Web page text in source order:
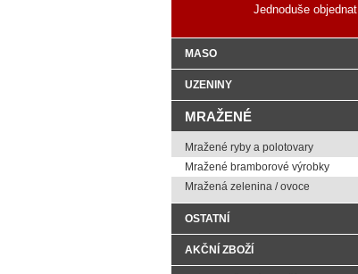
Jednoduše objednat
MASO
UZENINY
MRAŽENÉ
Mražené ryby a polotovary
Mražené bramborové výrobky
Mražená zelenina / ovoce
OSTATNÍ
AKČNÍ ZBOŽÍ